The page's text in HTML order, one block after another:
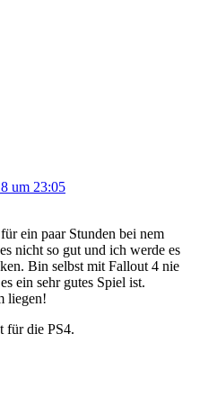
um 23:05
ein paar Stunden bei nem
nicht so gut und ich werde es
Bin selbst mit Fallout 4 nie
ein sehr gutes Spiel ist.
liegen!
für die PS4.